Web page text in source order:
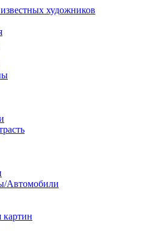
художников
Автомобили
картин